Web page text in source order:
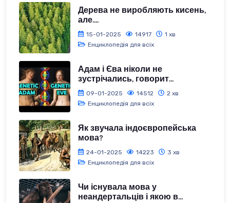
Дерева не виробляють кисень,
але....
15-01-2025 14917
1 хв
Енциклопедія для всіх
Адам і Єва ніколи не
зустрічались, говорит...
09-01-2025 14512
2 хв
Енциклопедія для всіх
Як звучала індоєвропейська
мова?
24-01-2025 14223
3 хв
Енциклопедія для всіх
Чи існувала мова у
неандертальців і якою в...